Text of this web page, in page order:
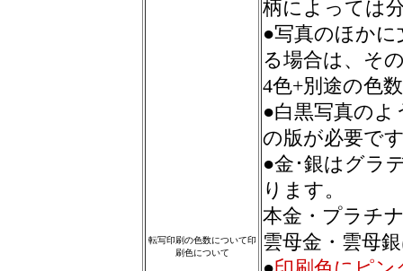
転写印刷の色数について印
刷色について
柄によっては
●写真のほか
る場合は、そ
4色+別途の色
●白黒写真の
の版が必要で
●金･銀はグラ
ります。
本金・プラチ
雲母金・雲母